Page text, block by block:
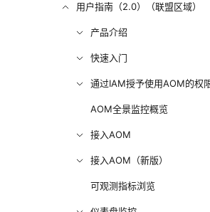
用户指南（2.0）（联盟区域）
产品介绍
快速入门
通过IAM授予使用AOM的权
AOM全景监控概览
接入AOM
接入AOM（新版）
可观测指标浏览